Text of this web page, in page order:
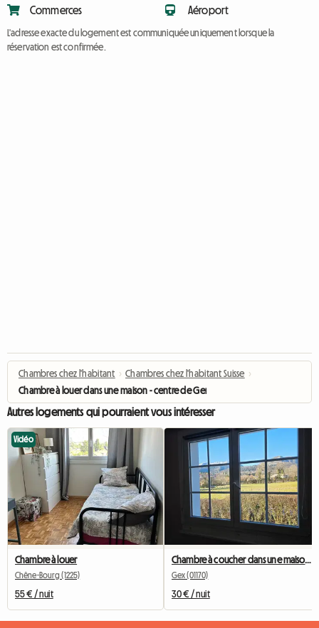
Commerces Aéroport
L'adresse exacte du logement est communiquée uniquement lorsque la
réservation est confirmée.
Chambres chez l'habitant › Chambres chez l'habitant Suisse ›
Chambre à louer dans une maison - centre de Genève
Autres logements qui pourraient vous intéresser
Vidéo
Chambre à louer
Chêne-Bourg (1225)
55 € / nuit
Chambre à coucher dans une maison au calme
Gex (01170)
30 € / nuit